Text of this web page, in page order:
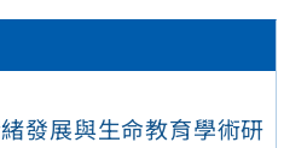
發展與生命教育學術研